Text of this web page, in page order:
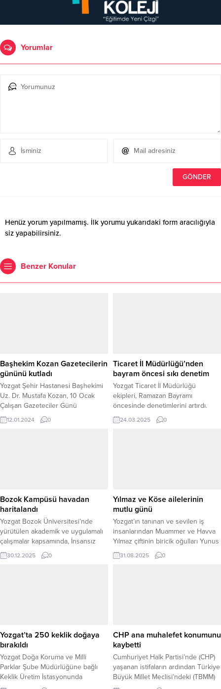
Yorumlar
Henüz yorum yapılmamış. İlk yorumu yukarıdaki form aracılığıyla
siz yapabilirsiniz.
Benzer Konular
Başhekim Kozan Gazetecilerin
gününü kutladı
Yozgat Şehir Hastanesi Başhekimi
Uz. Dr. Mustafa Kozan, 10 Ocak
Çalışan Gazeteciler Günü
dolayısıyla ilde görev yapan yerel
ve ulusal haber ajansı temsilcileri
12.01.2024 0
Ticaret İl Müdürlüğü’nden
bayram öncesi sıkı denetim
Yozgat Ticaret İl Müdürlüğü
ekipleri, Ramazan Bayramı
öncesinde denetimlerini artırdı.
Vatandaşların mağduriyet
yaşamaması ve piyasa düzeninin
satış fiyatı bilgileri, ürün özellikleri
ve marka bilgisi gibi...
24.03.2025 0
Bozok Kampüsü havadan
haritalandı
Yozgat Bozok Üniversitesi’nde
yürütülen akademik ve uygulamalı
çalışmalar kapsamında, İnsansız
Hava Aracı (İHA) fotogrametrisi
yöntemi kullanılarak hazırlanan
harita, kampüs alanının güncel
durumunu ayrıntılı biçimde ortaya
koyuyor. Çalışma; yapılaşma,...
30.12.2025 0
Yılmaz ve Köse ailelerinin
mutlu günü
Yozgat’ın tanınan ve sevilen iş
insanlarından Muammer ve Havva
Yılmaz çiftinin biricik oğulları Yunus
Emre Yılmaz ve İş İnsanı Hüseyin
Arzu Köse’nin biricik kızları
31.08.2025 0
Yozgat’ta 250 keklik doğaya
bırakıldı
Yozgat Doğa Koruma ve Milli
Parklar Şube Müdürlüğüne bağlı
Keklik Üretim İstasyonunda
yetiştirilen 250 adet keklik
CHP ana muhalefet konumunu
kaybetti
Cumhuriyet Halk Partisi’nde (CHP)
yaşanan istifaların ardından Türkiye
Büyük Millet Meclisi’ndeki (TBMM)
sandalye dağılımı önemli ölçüde